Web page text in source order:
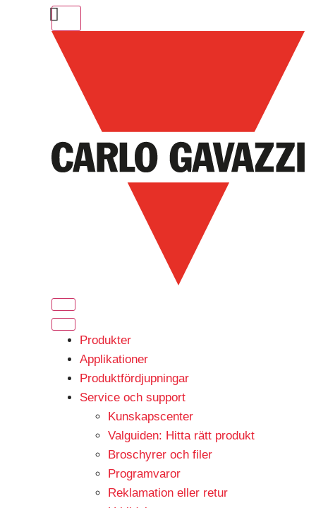
Produkter
Applikationer
Produktfördjupningar
Service och support
Kunskapscenter
Valguiden: Hitta rätt produkt
Broschyrer och filer
Programvaror
Reklamation eller retur